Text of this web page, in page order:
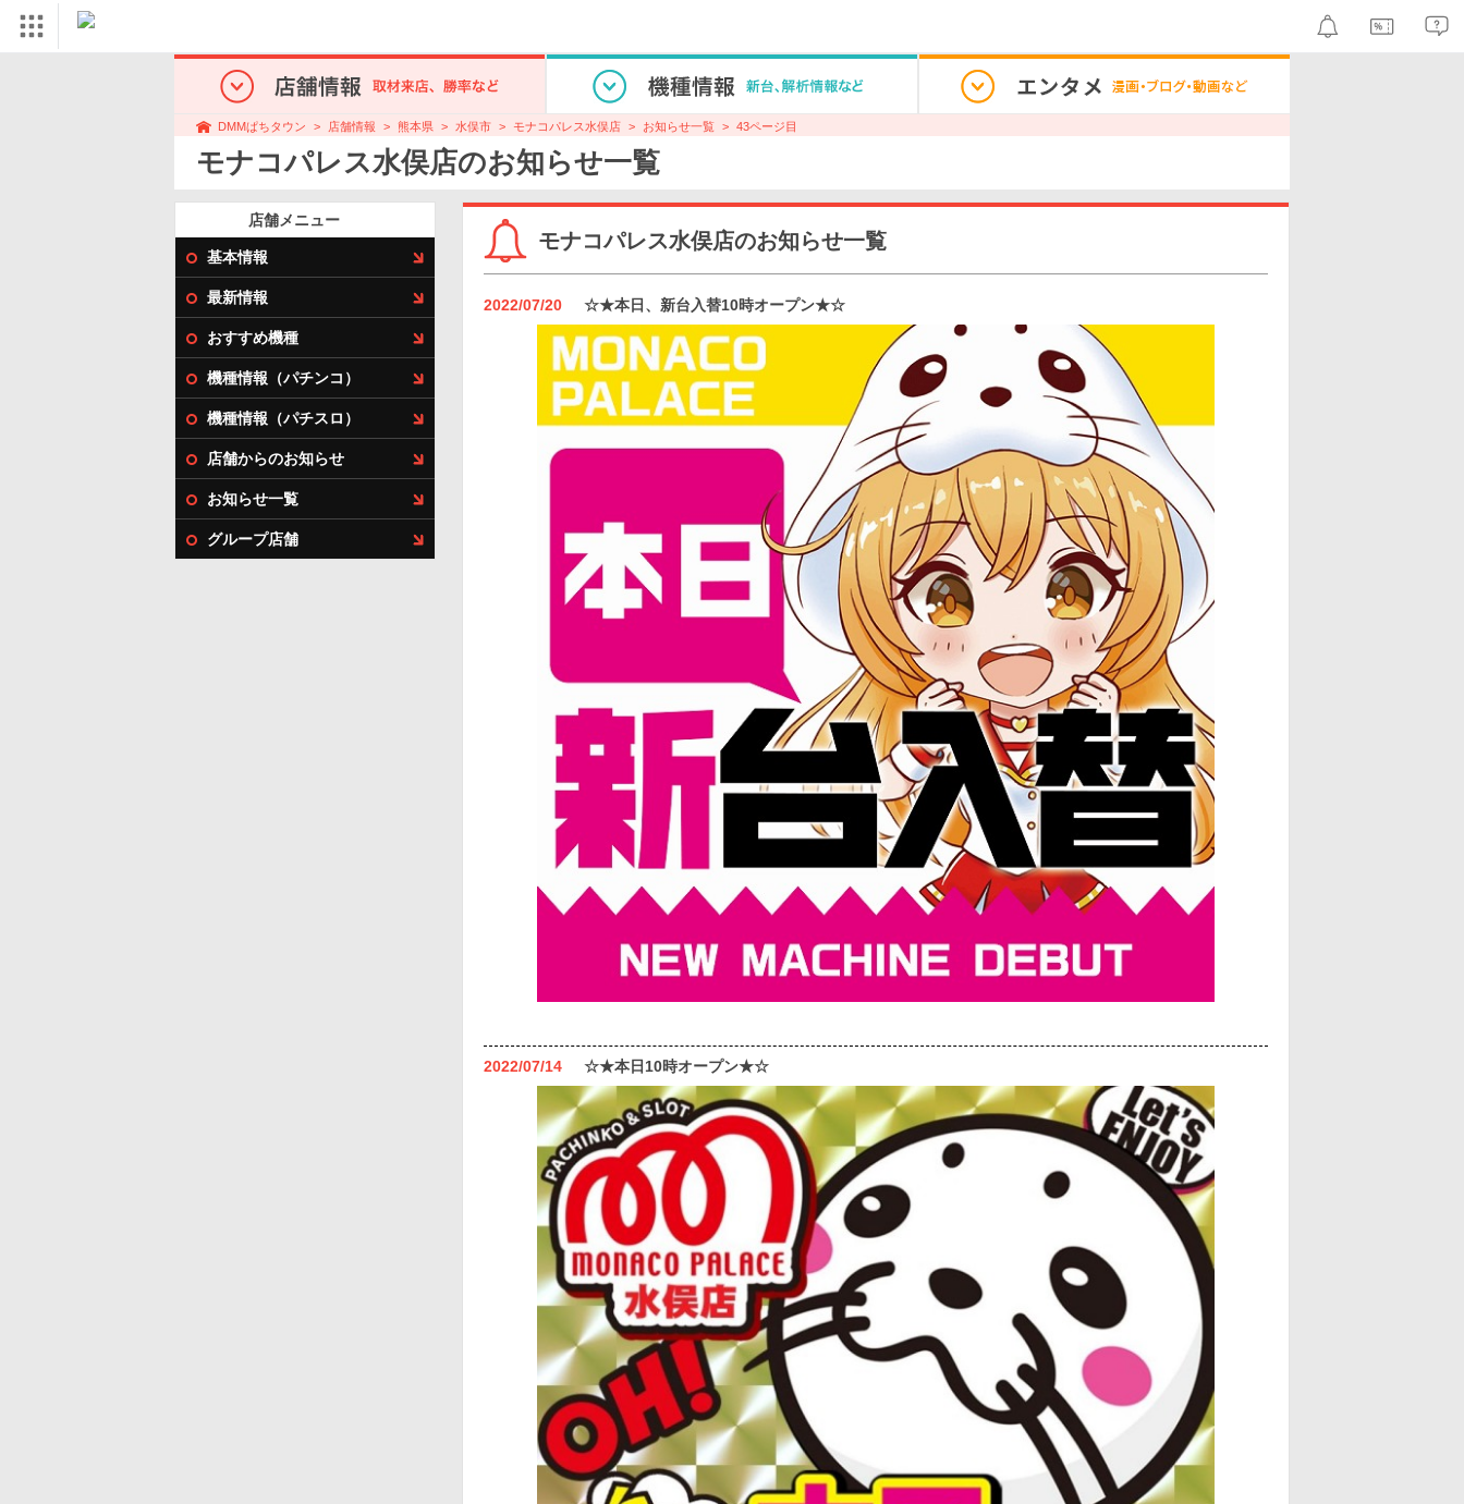
DMMぱちタウン 店舗情報 熊本県 水俣市 モナコパレス水俣店 お知らせ一覧 43ページ目
モナコパレス水俣店のお知らせ一覧
店舗メニュー
基本情報
最新情報
おすすめ機種
機種情報（パチンコ）
機種情報（パチスロ）
店舗からのお知らせ
お知らせ一覧
グループ店舗
モナコパレス水俣店のお知らせ一覧
2022/07/20 ☆★本日、新台入替10時オープン★☆
2022/07/14 ☆★本日10時オープン★☆